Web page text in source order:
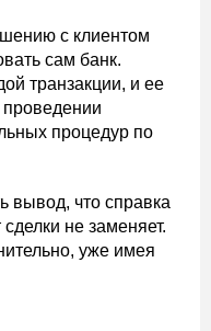
с клиентом
сам банк.
транзакции, и ее
процедур по
вывод, что справка
не заменяет.
уже имея